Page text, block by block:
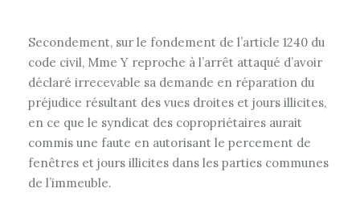
Secondement, sur le fondement de l’article 1240 du
code civil, Mme Y reproche à l’arrêt attaqué d’avoir
déclaré irrecevable sa demande en réparation du
préjudice résultant des vues droites et jours illicites,
en ce que le syndicat des copropriétaires aurait
commis une faute en autorisant le percement de
fenêtres et jours illicites dans les parties communes
de l’immeuble.